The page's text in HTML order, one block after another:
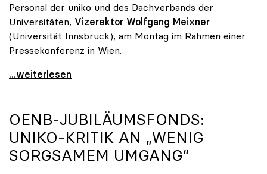
Personal der uniko und des Dachverbands der
Universitäten, Vizerektor Wolfgang Meixner
(Universität Innsbruck), am Montag im Rahmen einer
Pressekonferenz in Wien.
„Promotion ohne Limit“: Überraschende Qualität bei
...weiterlesen
OENB-JUBILÄUMSFONDS:
UNIKO-KRITIK AN „WENIG
SORGSAMEM UMGANG“